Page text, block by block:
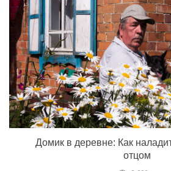
Домик в деревне: Как
отцом